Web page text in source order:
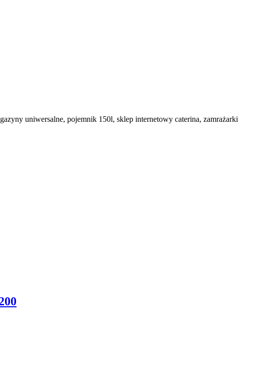
uniwersalne, pojemnik 150l, sklep internetowy caterina, zamrażarki